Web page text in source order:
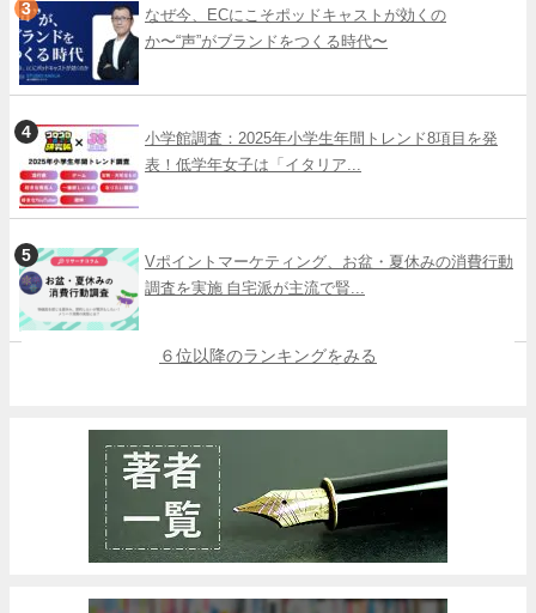
なぜ今、ECにこそポッドキャストが効くの
か〜“声”がブランドをつくる時代〜
小学館調査：2025年小学生年間トレンド8項目を発
表！低学年女子は「イタリア...
Vポイントマーケティング、お盆・夏休みの消費行動
調査を実施 自宅派が主流で賢...
６位以降のランキングをみる